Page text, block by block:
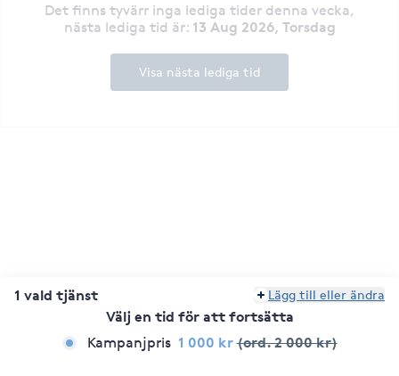
Det finns tyvärr inga lediga tider denna vecka,
nästa lediga tid är: 13 Aug 2026, Torsdag
Visa nästa lediga tid
1 vald tjänst Lägg till eller ändra
Välj en tid för att fortsätta
Kampanjpris 1 000 kr(ord. 2 000 kr)